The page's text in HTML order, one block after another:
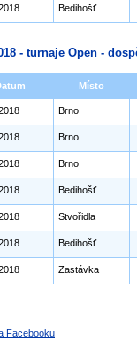
Bedihošť
- turnaje Open -
Místo
Brno
Brno
Brno
Bedihošť
Stvořidla
Bedihošť
Zastávka
Facebooku